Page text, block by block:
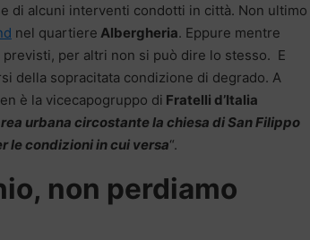
di alcuni interventi condotti in città. Non ultimo
nel quartiere Albergheria. Eppure mentre
per altri non si può dire lo stesso. E
della sopracitata condizione di degrado. A
è la vicecapogruppo di Fratelli d’Italia
urbana circostante la chiesa di San Filippo
le condizioni in cui versa“.
non perdiamo